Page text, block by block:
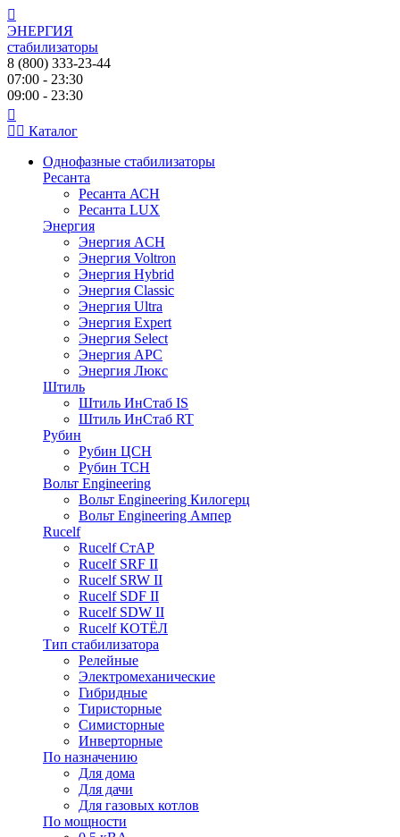
ЭНЕРГИЯ
стабилизаторы
8 (800) 333-23-44
07:00 - 23:30
09:00 - 23:30
Каталог
Однофазные стабилизаторы
Ресанта
Ресанта АСН
Ресанта LUX
Энергия
Энергия ACH
Энергия Voltron
Энергия Hybrid
Энергия Classic
Энергия Ultra
Энергия Expert
Энергия Select
Энергия АРС
Энергия Люкс
Штиль
Штиль ИнСтаб IS
Штиль ИнСтаб RT
Рубин
Рубин ЦСН
Рубин ТСН
Вольт Engineering
Вольт Engineering Килогерц
Вольт Engineering Ампер
Rucelf
Rucelf СтАР
Rucelf SRF II
Rucelf SRW II
Rucelf SDF II
Rucelf SDW II
Rucelf КОТЁЛ
Тип стабилизатора
Релейные
Электромеханические
Гибридные
Тиристорные
Симисторные
Инверторные
По назначению
Для дома
Для дачи
Для газовых котлов
По мощности